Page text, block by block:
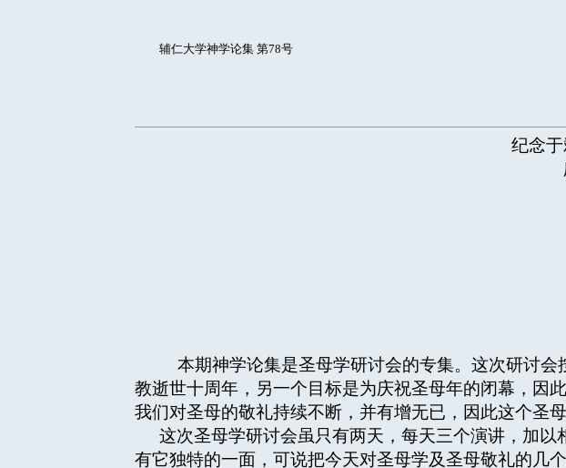
辅仁大学神学论集 第78号
纪念
本期神学论集是圣母学研讨会的专集。这次研讨会
教逝世十周年，另一个目标是为庆祝圣母年的闭幕，因
我们对圣母的敬礼持续不断，并有增无已，因此这个圣
这次圣母学研讨会虽只有两天，每天三个演讲，加
有它独特的一面，可说把今天对圣母学及圣母敬礼的几